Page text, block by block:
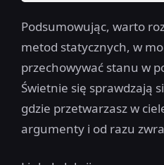
Podsumowując, warto
metod statycznych, w
przechowywać stanu w
Świetnie się sprawdzają
gdzie przetwarzasz w
argumenty i od razu